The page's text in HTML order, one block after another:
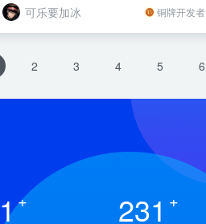
可乐要加冰 铜牌开发者
2 3 4 5 6
+ 231 +